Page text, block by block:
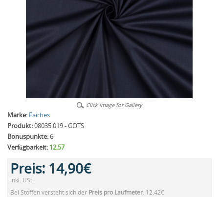
Click image for Gallery
Marke: Fairhes
Produkt:08035.019 - GOTS
Bonuspunkte:6
Verfügbarkeit: 12.57
Preis: 14,90€
inkl. USt.
Bei Stoffen versteht sich der Preis pro Laufmeter. 12,42€